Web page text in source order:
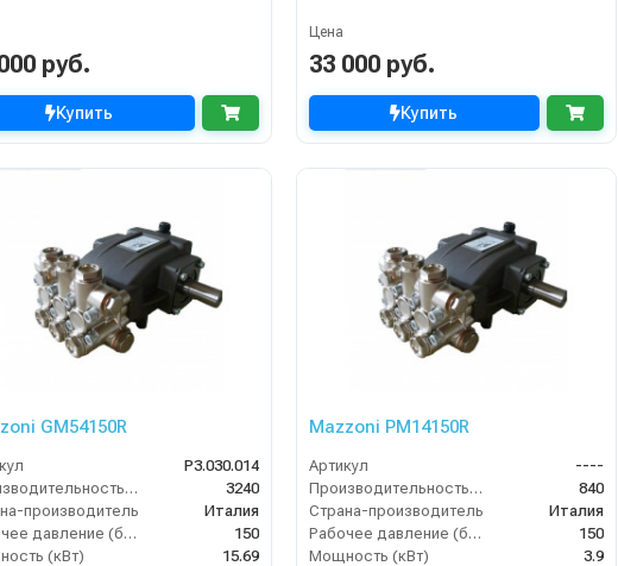
руб.
Купить
Цена
33 000 руб.
Купить
GM54150R
P3.030.014
Производительность (л/ч)
3240
производитель
Италия
Рабочее давление (бар)
150
(кВт)
15.69
Mazzoni PM14150R
Артикул
----
Производительность (л/ч)
840
Страна-производитель
Италия
Рабочее давление (бар)
150
Мощность (кВт)
3.9